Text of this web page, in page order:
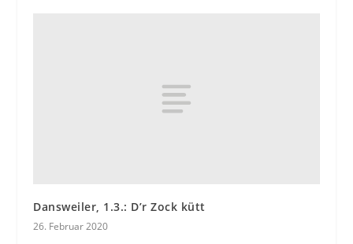
Dansweiler, 1.3.: D’r Zock kütt
26. Februar 2020